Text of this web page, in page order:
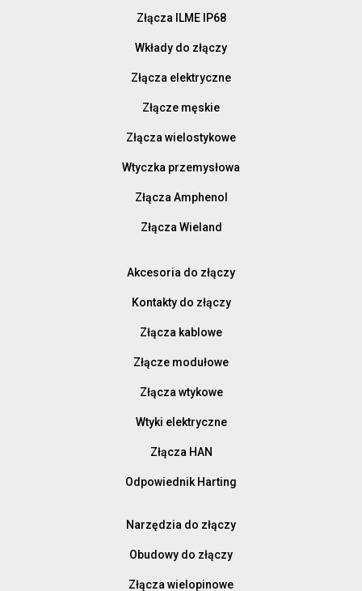
Złącza ILME IP68
Wkłady do złączy
Złącza elektryczne
Złącze męskie
Złącza wielostykowe
Wtyczka przemysłowa
Złącza Amphenol
Złącza Wieland
Akcesoria do złączy
Kontakty do złączy
Złącza kablowe
Złącze modułowe
Złącza wtykowe
Wtyki elektryczne
Złącza HAN
Odpowiednik Harting
Narzędzia do złączy
Obudowy do złączy
Złącza wielopinowe